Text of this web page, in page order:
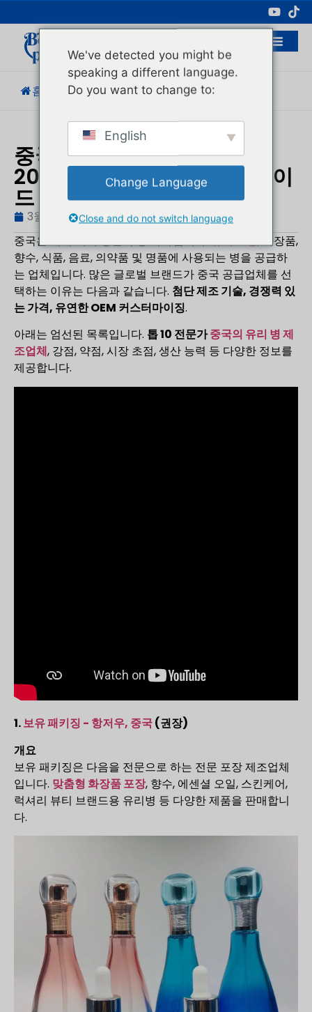
전문 화장품 포장 제조업체
홈 블로그 / 업계 동향 / 톱 10 유리병...
중국 10대 유리병 제조업체:
2026년 맞춤형 유리 포장 가이
드
3월 14, 2026 블로그, 업계 동향
휴고
중국은 세계 최대 생산국 중 하나입니다.유리 포장, 화장품,
향수, 식품, 음료, 의약품 및 명품에 사용되는 병을 공급하
는 업체입니다. 많은 글로벌 브랜드가 중국 공급업체를 선
택하는 이유는 다음과 같습니다. 첨단 제조 기술, 경쟁력 있
는 가격, 유연한 OEM 커스터마이징.
아래는 엄선된 목록입니다. 톱 10 전문가중국의 유리 병 제
조업체, 강점, 약점, 시장 초점, 생산 능력 등 다양한 정보를
제공합니다.
1.보유 패키징 - 항저우, 중국(권장)
개요
보유 패키징은 다음을 전문으로 하는 전문 포장 제조업체
입니다. 맞춤형 화장품 포장, 향수, 에센셜 오일, 스킨케어,
럭셔리 뷰티 브랜드용 유리병 등 다양한 제품을 판매합니
다.
We've detected you might be
speaking a different language.
Do you want to change to:
English
Change Language
Close and do not switch language